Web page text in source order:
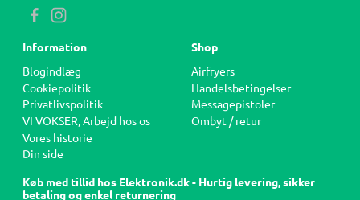
Information
Blogindlæg
Cookiepolitik
Privatlivspolitik
VI VOKSER, Arbejd hos os
Vores historie
Din side
Shop
Airfryers
Handelsbetingelser
Messagepistoler
Ombyt / retur
Køb med tillid hos Elektronik.dk - Hurtig levering, sikker
betaling og enkel returnering